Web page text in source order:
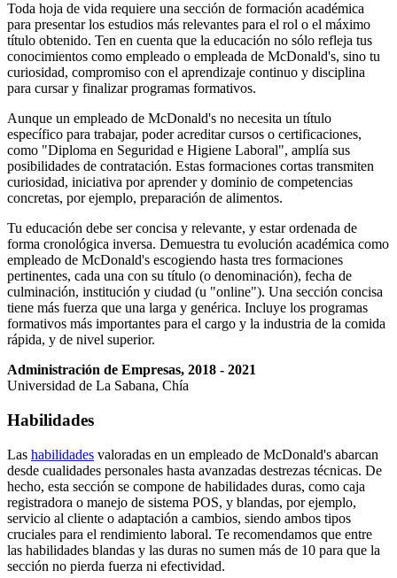
Toda hoja de vida requiere una sección de formación académica
para presentar los estudios más relevantes para el rol o el máximo
título obtenido. Ten en cuenta que la educación no sólo refleja tus
conocimientos como empleado o empleada de McDonald's, sino tu
curiosidad, compromiso con el aprendizaje continuo y disciplina
para cursar y finalizar programas formativos.
Aunque un empleado de McDonald's no necesita un título
específico para trabajar, poder acreditar cursos o certificaciones,
como "Diploma en Seguridad e Higiene Laboral", amplía sus
posibilidades de contratación. Estas formaciones cortas transmiten
curiosidad, iniciativa por aprender y dominio de competencias
concretas, por ejemplo, preparación de alimentos.
Tu educación debe ser concisa y relevante, y estar ordenada de
forma cronológica inversa. Demuestra tu evolución académica como
empleado de McDonald's escogiendo hasta tres formaciones
pertinentes, cada una con su título (o denominación), fecha de
culminación, institución y ciudad (u "online"). Una sección concisa
tiene más fuerza que una larga y genérica. Incluye los programas
formativos más importantes para el cargo y la industria de la comida
rápida, y de nivel superior.
Administración de Empresas, 2018 - 2021
Universidad de La Sabana, Chía
Habilidades
Las habilidades valoradas en un empleado de McDonald's abarcan
desde cualidades personales hasta avanzadas destrezas técnicas. De
hecho, esta sección se compone de habilidades duras, como caja
registradora o manejo de sistema POS, y blandas, por ejemplo,
servicio al cliente o adaptación a cambios, siendo ambos tipos
cruciales para el rendimiento laboral. Te recomendamos que entre
las habilidades blandas y las duras no sumen más de 10 para que la
sección no pierda fuerza ni efectividad.